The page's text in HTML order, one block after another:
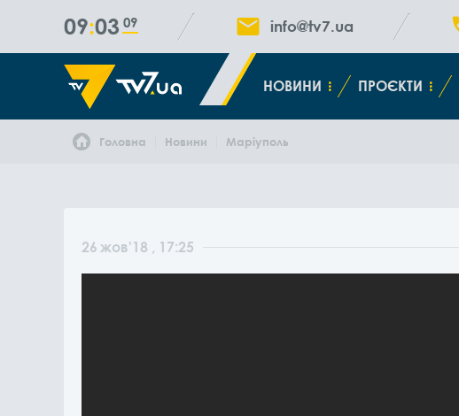
09 03 10 info@tv7.ua
НОВИНИ ПРОЄКТИ
Головна Новини Маріуполь
26 жов'18 , 17:25